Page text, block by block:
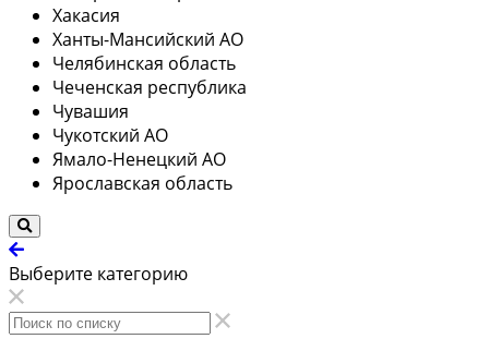
Хакасия
Ханты-Мансийский АО
Челябинская область
Чеченская республика
Чувашия
Чукотский АО
Ямало-Ненецкий АО
Ярославская область
Выберите категорию